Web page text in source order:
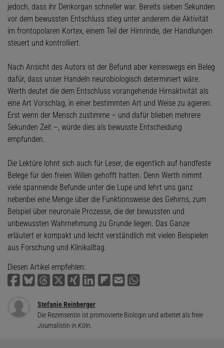
jedoch, dass ihr Denkorgan schneller war. Bereits sieben Sekunden
vor dem bewussten Entschluss stieg unter anderem die Aktivität
im frontopolaren Kortex, einem Teil der Hirnrinde, der Handlungen
steuert und kontrolliert.
Nach Ansicht des Autors ist der Befund aber keineswegs ein Beleg
dafür, dass ­unser Handeln neurobiologisch determiniert wäre.
Werth deutet die dem Entschluss vorangehende Hirnaktivität als
eine Art Vorschlag, in einer bestimmten Art und Weise zu agieren.
Erst wenn der Mensch zustimme – und dafür blieben mehrere
Sekunden Zeit –, würde dies als bewusste Entscheidung
empfunden.
Die Lektüre lohnt sich auch für Leser, die eigentlich auf handfeste
Belege für den freien Willen gehofft hatten. Denn Werth nimmt
viele spannende Befunde unter die Lupe und lehrt uns ganz
nebenbei eine Menge über die Funktionsweise des Gehirns, zum
Beispiel über neuronale Prozesse, die der bewussten und
unbewussten Wahrnehmung zu Grunde liegen. Das Ganze
erläutert er kompakt und leicht verständlich mit vielen Beispielen
aus Forschung und Klinikalltag.
Diesen Artikel empfehlen:
Stefanie Reinberger
Die Rezensentin ist promovierte Biologin und arbeitet als freie
Journalistin in Köln.